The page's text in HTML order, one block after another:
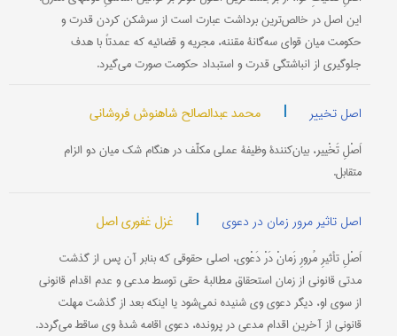
این اصل در خالص‌ترین برداشت عبارت است از سرشکن کردن قدرت و
حکومت میان قوای سه‌گانۀ مقننه، مجریه و قضائیه که عمدتاً با هدف
جلوگیری از انباشتگی قدرت و استبداد حکومت صورت می‌گیرد.
اصل تخییر | محمد عبدالصالح شاهنوش فروشانی
اَصْلِ تَخْییر، بیان‌کنندۀ وظیفۀ عملی مکلَّف در هنگام شک میان دو الزام
متقابل.
اصل تاثیر مرور زمان در دعوی | غزل غفوری اصل
اَصْلِ تأثیرِ مُرورِ زَمانْ دَرْ دَعْوی، اصلی حقوقی که بنابر آن پس از گذشت
مدتی قانونی از زمان استحقاق مطالبۀ حقی توسط مدعی و عدم اقدام قانونی
از سوی او، دیگر دعوی وی شنیده نمی‌شود یا اینکه بعد از گذشت مهلت
قانونی از آخرین اقدام مدعی در پرونده، دعوی اقامه شدۀ وی ساقط می‌گردد.